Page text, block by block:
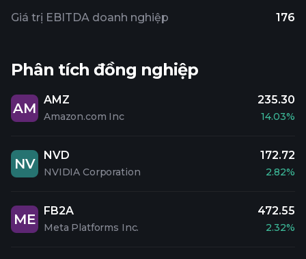
Giá trị EBITDA doanh nghiệp
176
Phân tích đồng nghiệp
AM
AMZ
Amazon.com Inc
235.30
14.03%
NV
NVD
NVIDIA Corporation
172.72
2.82%
ME
FB2A
Meta Platforms Inc.
472.55
2.32%